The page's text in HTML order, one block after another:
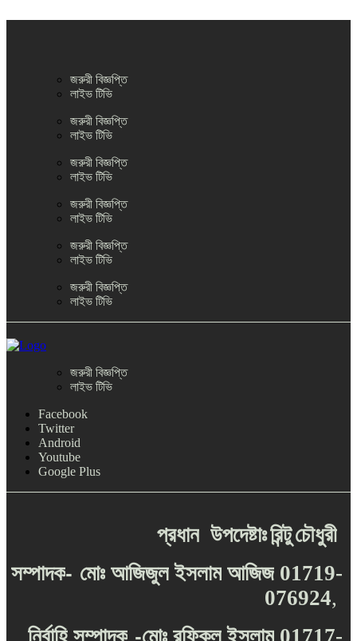
জরুরী বিজ্ঞপ্তি
লাইভ টিভি
জরুরী বিজ্ঞপ্তি
লাইভ টিভি
জরুরী বিজ্ঞপ্তি
লাইভ টিভি
জরুরী বিজ্ঞপ্তি
লাইভ টিভি
জরুরী বিজ্ঞপ্তি
লাইভ টিভি
জরুরী বিজ্ঞপ্তি
লাইভ টিভি
জরুরী বিজ্ঞপ্তি
লাইভ টিভি
Facebook
Twitter
Android
Youtube
Google Plus
প্রধান উপদেষ্টাঃরিন্টুচৌধুরী
সম্পাদক- মোঃ আজিজুল ইসলাম আজিজ 01719-
076924,
নির্বাহি সম্পাদক -মোঃ রফিকুল ইসলাম 01717-